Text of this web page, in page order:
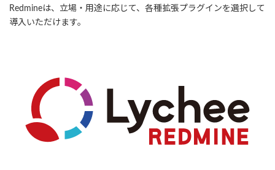
Redmineは、立場・用途に応じて、各種拡張プラグインを選択して
導入いただけます。